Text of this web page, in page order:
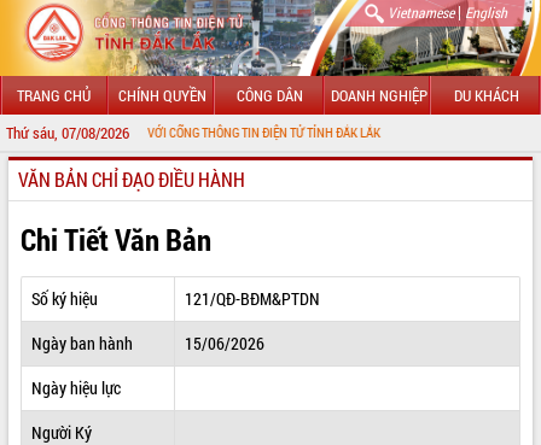
Vietnamese| English
TRANG CHỦ CHÍNH QUYỀN CÔNG DÂN DOANH NGHIỆP DU KHÁCH
Thứ sáu, 07/08/2026
MỪNG ĐẾN VỚI CỔNG THÔNG TIN ĐIỆN TỬ TỈNH ĐẮK LẮK
GIỚI THIỆU
LÃNH ĐẠO UBND TỈNH
TIN TỨC SỰ KIỆN
SỞ, BAN, NGÀNH
THÔNG TIN CHỈ ĐẠO ĐIỀU HÀNH
VĂN BẢN CHỈ ĐẠO ĐIỀU HÀNH
Chi Tiết Văn Bản
Số ký hiệu
121/QĐ-BĐM&PTDN
Ngày ban hành
15/06/2026
Ngày hiệu lực
Người Ký